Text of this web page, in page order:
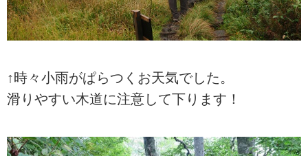
↑時々小雨がぱらつくお天気でした。
滑りやすい木道に注意して下ります！